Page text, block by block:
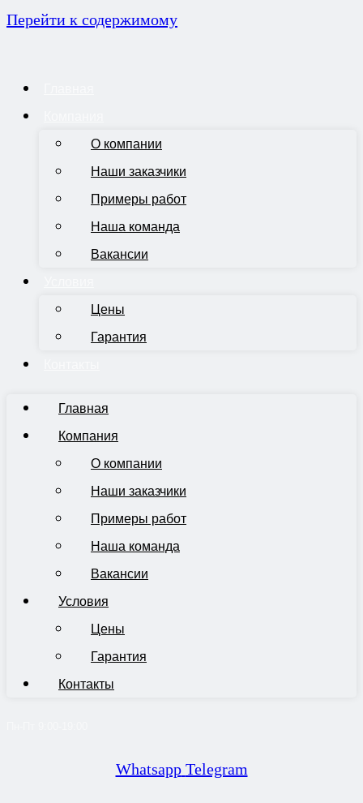
Перейти к содержимому
О компании
Наши заказчики
Примеры работ
Наша команда
Вакансии
Цены
Гарантия
Главная
Компания
О компании
Наши заказчики
Примеры работ
Наша команда
Вакансии
Условия
Цены
Гарантия
Контакты
Whatsapp Telegram